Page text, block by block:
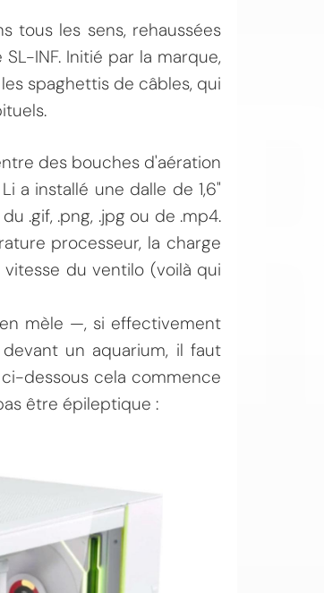
tous les sens, rehaussées
INF. Initié par la marque,
spaghettis de câbles, qui
des bouches d'aération
a installé une dalle de 1,6"
.gif, .png, .jpg ou de .mp4.
processeur, la charge
vitesse du ventilo (voilà qui
mèle —, si effectivement
un aquarium, il faut
dessous cela commence
être épileptique :